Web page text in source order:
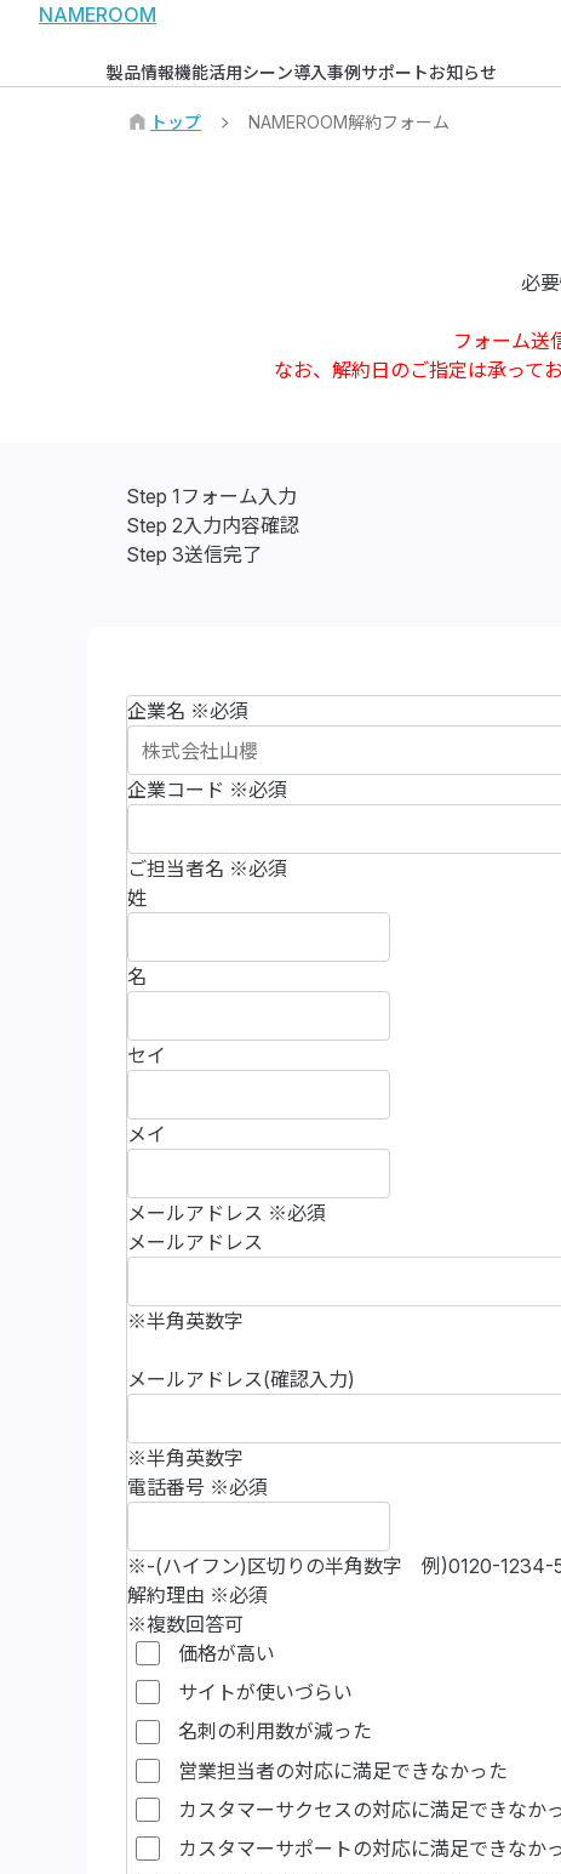
NAMEROOM
製品情報機能活用シーン導入事例サポートお知らせ
トップ NAMEROOM解約フォーム
必
フォーム送
なお、解約日のご指定は承って
Step 1フォーム入力
Step 2入力内容確認
Step 3送信完了
企業名 ※必須
企業コード ※必須
ご担当者名 ※必須
姓
名
セイ
メイ
メールアドレス ※必須
メールアドレス
※半角英数字
メールアドレス(確認入力)
※半角英数字
電話番号 ※必須
※-(ハイフン)区切りの半角数字
例)0120-1234-
解約理由 ※必須
※複数回答可
価格が高い
サイトが使いづらい
名刺の利用数が減った
営業担当者の対応に満足できなかった
カスタマーサクセスの対応に満足できなか
カスタマーサポートの対応に満足できなか